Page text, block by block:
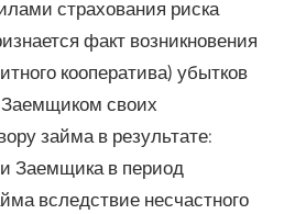
страхования риска
факт возникновения
кооператива) убытков
своих
займа в результате:
Заемщика в период
вследствие несчастного